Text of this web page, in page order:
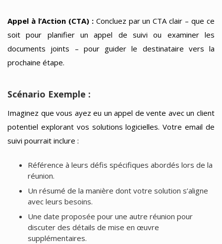
Appel à l’Action (CTA) :Concluez par un CTA clair – que ce
soit pour planifier un appel de suivi ou examiner les
documents joints – pour guider le destinataire vers la
prochaine étape.
Scénario Exemple :
Imaginez que vous ayez eu un appel de vente avec un client
potentiel explorant vos solutions logicielles. Votre email de
suivi pourrait inclure :
Référence à leurs défis spécifiques abordés lors de la
réunion.
Un résumé de la manière dont votre solution s’aligne
avec leurs besoins.
Une date proposée pour une autre réunion pour
discuter des détails de mise en œuvre
supplémentaires.